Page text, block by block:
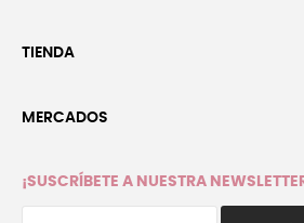
TIENDA
MERCADOS
¡SUSCRÍBETE A NUESTRA